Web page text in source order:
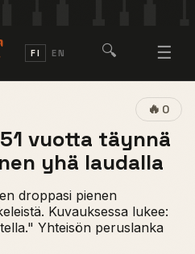
FI EN 🔍 ☰
🔥 0
vuotta täynnä
yhä laudalla
droppasi pienen
Kuvauksessa lukee:
Yhteisön peruslanka